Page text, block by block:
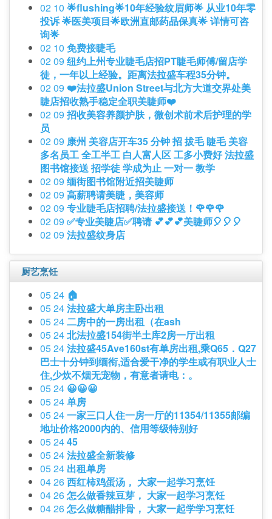
02 10 🌟flushing🌟10年经验纹眉师🌟 从业10年零
投诉 🌟医美项目🌟欧洲直邮药品保真🌟 详情可咨
询🌟
02 10 免费接睫毛
02 09 纽约上州专业睫毛店招PT睫毛师傅/留店学
徒，一年以上经验。距离法拉盛车程35分钟。
02 09 ❤️法拉盛Union Street与北方大道交界处美
睫店招收熟手稳定全职美睫师❤️
02 09 招收美容养颜护肤，微创术前术后护理的学
员
02 09 康州 美容店开车35 分钟 招 拔毛 睫毛 美容
多名员工 全工半工 白人富人区 工多小费好 法拉盛
图书馆接送 招学徒 学成为止 一对一 教学
02 09 缅街图书馆附近招美睫师
02 09 高薪聘请美睫，美容师
02 09 专业睫毛店招聘/法拉盛接送！🌹🌹🌹
02 09 ✅专业美睫店✅聘请 💕💕💕美睫师🎈🎈🎈
02 09 法拉盛纹身店
厨艺烹饪
05 24 🏠
05 24法拉盛大单房主卧出租
05 24二房中的一房出租（在ash
05 24北法拉盛154街半土库2房一厅出租
05 24法拉盛45Ave160st有单房出租,乘Q65．Q27
巴士十分钟到缅衔,适合爱干净的学生或有职业人士
住,少炊不烟无宠物，有意者请电：。
05 24 😀😀😀
05 24单房
05 24一家三口人住一房一厅的11354/11355邮编
地址价格2000内的、信用等级特别好
05 2445
05 24法拉盛全新装修
05 24 出租单房
04 26西红柿鸡蛋汤， 大家一起学习烹饪
04 26怎么做香辣豆芽， 大家一起学习烹饪
04 26怎么做糖醋排骨， 大家一起学学习烹饪